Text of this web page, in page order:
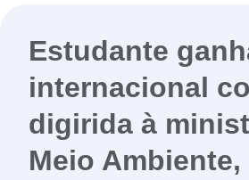
Estudante
internacional
digirida à
Meio Ambiente,